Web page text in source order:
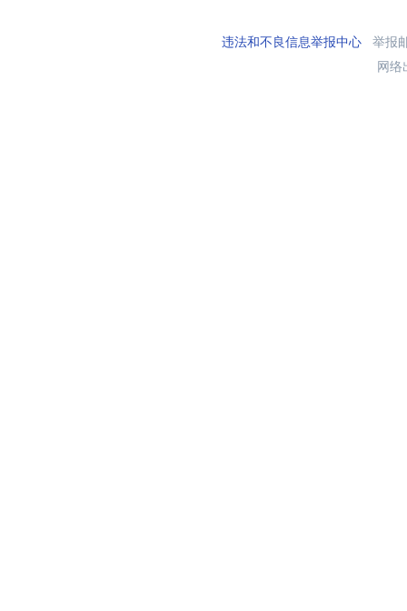
违法和不良信息举报中心举报
网